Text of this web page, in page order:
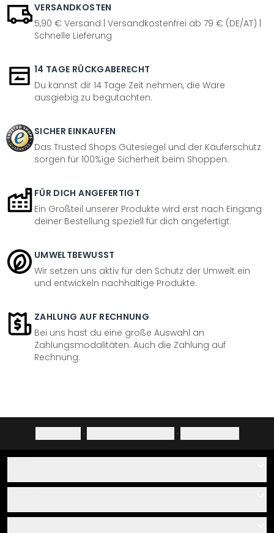
VERSANDKOSTEN
5,90 € Versand | Versandkostenfrei ab 79 € (DE/AT) |
Schnelle Lieferung
14 TAGE RÜCKGABERECHT
Du kannst dir 14 Tage Zeit nehmen, die Ware
ausgiebig zu begutachten.
SICHER EINKAUFEN
Das Trusted Shops Gütesiegel und der Käuferschutz
sorgen für 100%ige Sicherheit beim Shoppen.
FÜR DICH ANGEFERTIGT
Ein Großteil unserer Produkte wird erst nach Eingang
deiner Bestellung speziell für dich angefertigt.
UMWELTBEWUSST
Wir setzen uns aktiv für den Schutz der Umwelt ein
und entwickeln nachhaltige Produkte.
ZAHLUNG AUF RECHNUNG
Bei uns hast du eine große Auswahl an
Zahlungsmodalitäten. Auch die Zahlung auf
Rechnung.
· ·
Über uns